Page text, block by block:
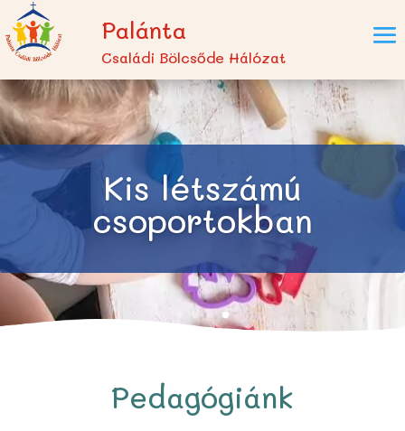
Palánta
Családi Bölcsőde Hálózat
Kis létszámú
csoportokban
Pedagógiánk